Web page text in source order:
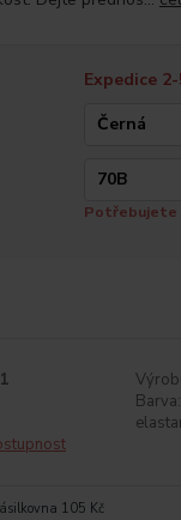
Expedice
Potřebujete
Barva:
105 Kč